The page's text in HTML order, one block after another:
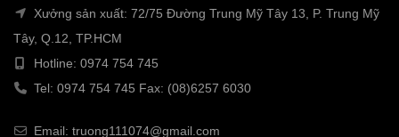
Xưởng sản xuất: 72/75 Đường Trung Mỹ Tây 13, P. Trung Mỹ
Tây, Q.12, TP.HCM
Hotline: 0974 754 745
Tel: 0974 754 745 Fax: (08)6257 6030
Email: truong111074@gmail.com